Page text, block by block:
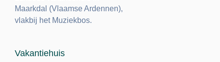
Maarkdal (Vlaamse Ardennen),
vlakbij het Muziekbos.
Vakantiehuis